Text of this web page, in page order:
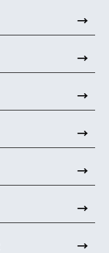
→
→
→
→
→
→
→